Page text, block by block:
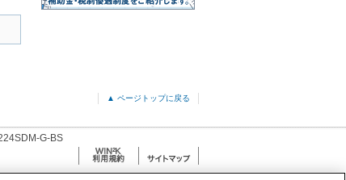
▲ ページトップに戻る
G-BS